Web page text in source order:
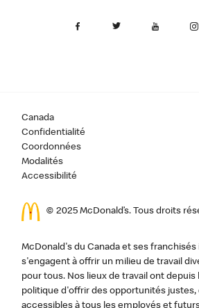
Canada
Confidentialité
Coordonnées
Modalités
Accessibilité
© 2025 McDonald’s. Tous droits
McDonald's du Canada et ses
s'engagent à offrir un milieu de travail
pour tous. Nos lieux de travail ont
politique d'offrir des opportunités justes,
accessibles à tous les employés et